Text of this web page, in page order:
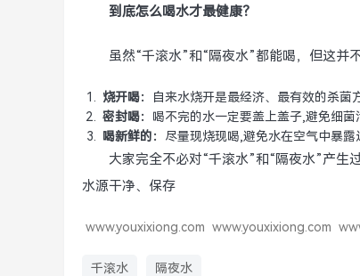
到底怎么喝水才最健康？
虽然“千滚水”和“隔夜水”都能喝，但这并
烧开喝：
自来水烧开是最经济、最有效的杀菌
密封喝： 喝不完的水一定要盖上盖子,避免细菌
喝新鲜的： 尽量现烧现喝,避免水在空气中暴露
大家完全不必对“千滚水”和“隔夜水”产生
水源干净、保存
www.youxixiong.com www.youxixiong.com
千滚水 隔夜水